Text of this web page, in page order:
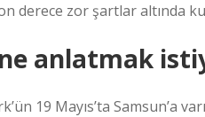
derece zor şartlar altında
anlatmak
19 Mayıs’ta Samsun’a